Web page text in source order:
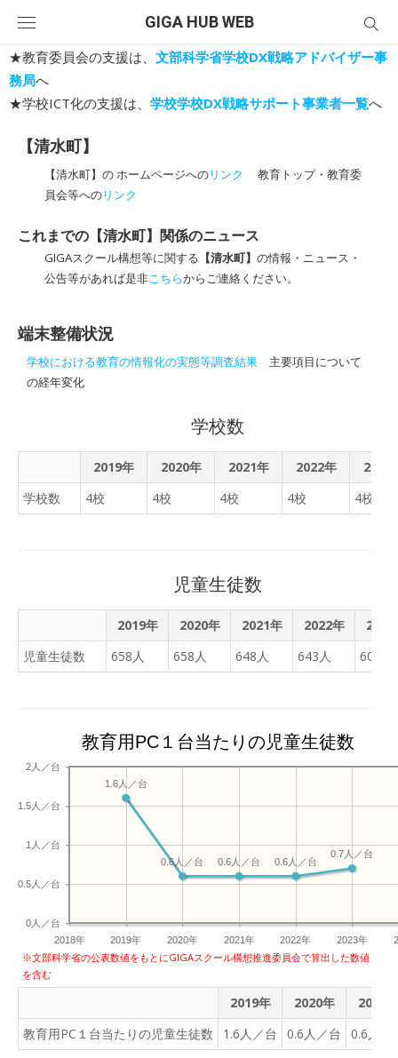
content
GIGA HUB WEB
★教育委員会の支援は、 文部科学省学校DX戦略アドバイザー事
務局へ
★学校ICT化の支援は、 学校学校DX戦略サポート事業者一覧へ
【清水町】
【清水町】の ホームページへのリンク
教育トップ・教育委
員会等へのリンク
これまでの【清水町】関係のニュース
GIGAスクール構想等に関する 【清水町】 の情報・ニュース・
公告等があれば是非こちらからご連絡ください。
端末整備状況
学校における教育の情報化の実態等調査結果 主要項目について
の経年変化
学校数
2019年 2020年 2021年 2022年
2023
学校数
4校 4校 4校 4校 4校
児童生徒数
2019年 2020年 2021年 2022年
2023
児童生徒数
658人 658人 648人 643人 609人
教育用PC１台当たりの児童生徒数
2018年 2019年 2020年 2021年 2022年 2023年
0人／台
0.5人／台
1人／台
1.5人／台
2人／台
0.7人／台
0.6人／台
0.6人／台
0.6人／台
1.6人／台
※文部科学省の公表数値をもとにGIGAスクール構想推進委員会で算出した数値
を含む
2019年 2020年
2021年
教育用PC１台当たりの児童生徒数
1.6人／台 0.6人／台 0.6人／